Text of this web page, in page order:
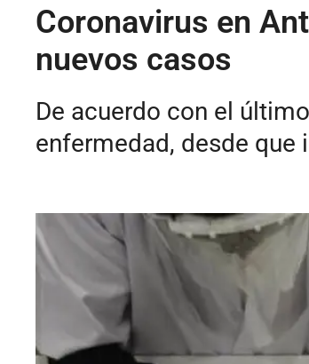
Coronavirus en
nuevos casos
De acuerdo con el
enfermedad, desde que